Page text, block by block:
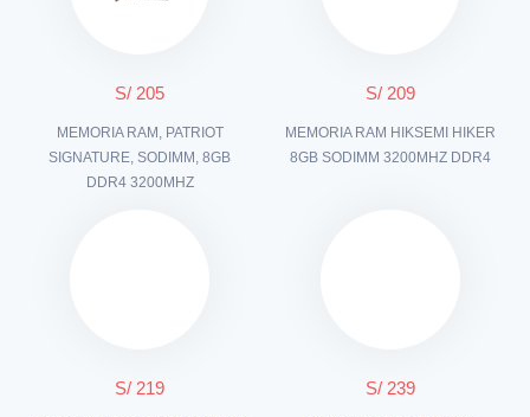
S/ 205
MEMORIA RAM, PATRIOT
SIGNATURE, SODIMM, 8GB
DDR4 3200MHZ
S/ 209
MEMORIA RAM HIKSEMI HIKER
8GB SODIMM 3200MHZ DDR4
S/ 219 S/ 239